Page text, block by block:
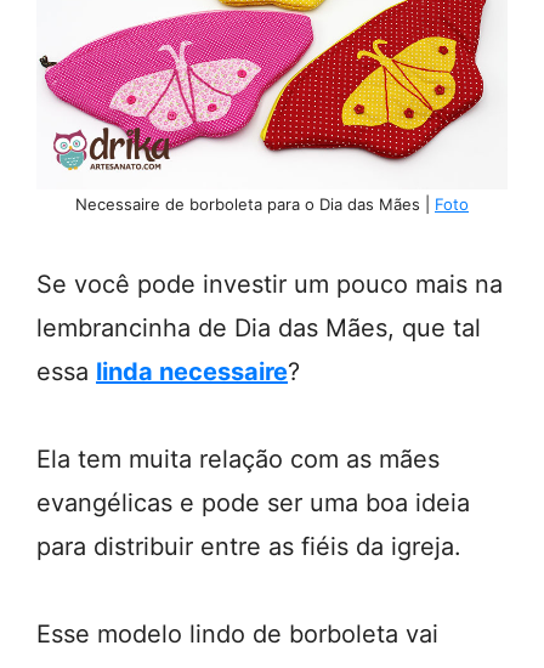
Necessaire de borboleta para o Dia das Mães | Foto
Se você pode investir um pouco mais na
lembrancinha de Dia das Mães, que tal
essa linda necessaire?
Ela tem muita relação com as mães
evangélicas e pode ser uma boa ideia
para distribuir entre as fiéis da igreja.
Esse modelo lindo de borboleta vai